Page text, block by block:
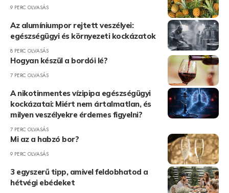
9 PERC OLVASÁS
Az alumíniumpor rejtett veszélyei:
egészségügyi és környezeti kockázatok
8 PERC OLVASÁS
Hogyan készül a bordói lé?
7 PERC OLVASÁS
A nikotinmentes vízipipa egészségügyi
kockázatai: Miért nem ártalmatlan, és
milyen veszélyekre érdemes figyelni?
7 PERC OLVASÁS
Mi az a habzó bor?
9 PERC OLVASÁS
3 egyszerű tipp, amivel feldobhatod a
hétvégi ebédeket